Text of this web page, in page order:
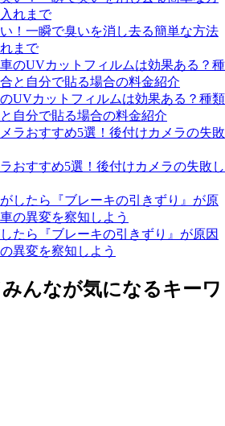
！一瞬で臭いを消し去る簡単な方法
まで
のUVカットフィルムは効果ある？種類
自分で貼る場合の料金紹介
おすすめ5選！後付けカメラの失敗し
たら『ブレーキの引きずり』が原因
異変を察知しよう
みんなが気になるキーワ